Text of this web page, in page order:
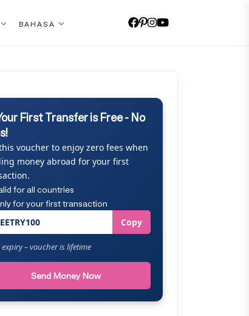
BAHASA
First Transfer is Free - No
voucher to enjoy zero fees when
money abroad for your first
for all countries
for your first transaction
Copy
expiry – voucher is lifetime
Send Money Now